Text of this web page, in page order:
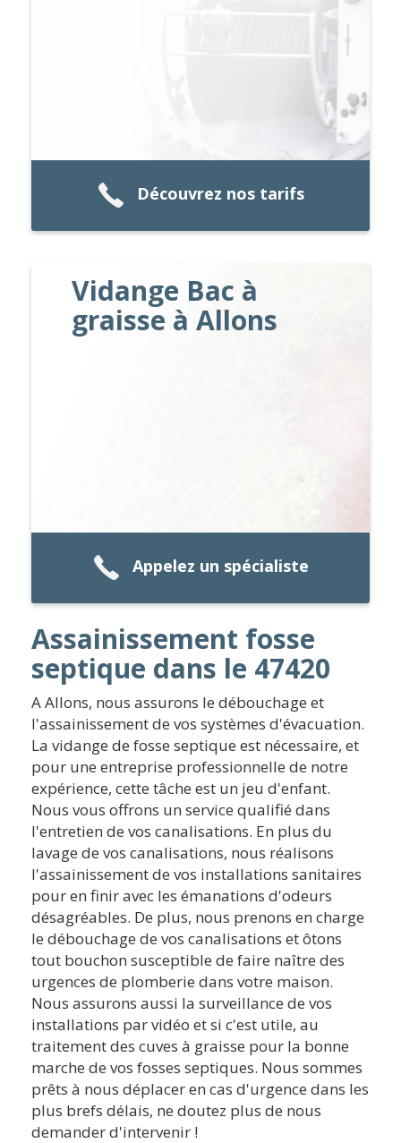
Découvrez nos tarifs
Vidange Bac à
graisse à Allons
Appelez un spécialiste
Assainissement fosse
septique dans le 47420
A Allons, nous assurons le débouchage et
l'assainissement de vos systèmes d'évacuation.
La vidange de fosse septique est nécessaire, et
pour une entreprise professionnelle de notre
expérience, cette tâche est un jeu d'enfant.
Nous vous offrons un service qualifié dans
l'entretien de vos canalisations. En plus du
lavage de vos canalisations, nous réalisons
l'assainissement de vos installations sanitaires
pour en finir avec les émanations d'odeurs
désagréables. De plus, nous prenons en charge
le débouchage de vos canalisations et ôtons
tout bouchon susceptible de faire naître des
urgences de plomberie dans votre maison.
Nous assurons aussi la surveillance de vos
installations par vidéo et si c'est utile, au
traitement des cuves à graisse pour la bonne
marche de vos fosses septiques. Nous sommes
prêts à nous déplacer en cas d'urgence dans les
plus brefs délais, ne doutez plus de nous
demander d'intervenir !